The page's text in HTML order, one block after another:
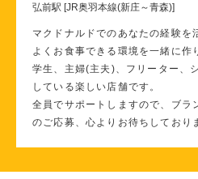
弘前駅 [JR奥羽本線(新庄～青森)]
マクドナルドでのあなたの経験を
よくお食事できる環境を一緒に作
学生、主婦(主夫)、フリーター、
している楽しい店舗です。
全員でサポートしますので、ブラ
のご応募、心よりお待ちしており